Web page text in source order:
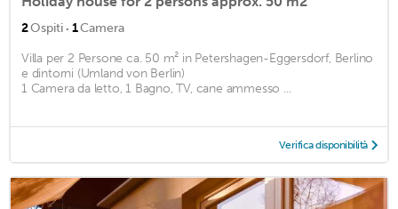
2Ospiti · 1Camera
Villa per 2 Persone ca. 50 m² in Petershagen-Eggersdorf, Berlino
e dintorni (Umland von Berlin)
1 Camera da letto, 1 Bagno, TV, cane ammesso ...
Verifica disponibilità